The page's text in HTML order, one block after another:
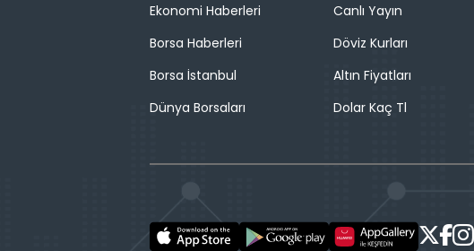
Ekonomi Haberleri
Borsa Haberleri
Borsa İstanbul
Dünya Borsaları
Canlı Yayın
Döviz Kurları
Altın Fiyatları
Dolar Kaç Tl